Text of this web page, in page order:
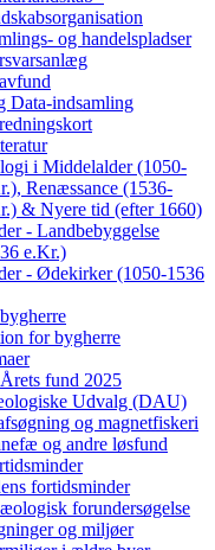
og handelspladser
Data-indsamling
i Middelalder (1050-
Renæssance (1536-
& Nyere tid (efter 1660)
- Landbebyggelse
e.Kr.)
- Ødekirker (1050-1536
for bygherre
fund 2025
Udvalg (DAU)
og magnetfiskeri
og andre løsfund
fortidsminder
forundersøgelse
og miljøer